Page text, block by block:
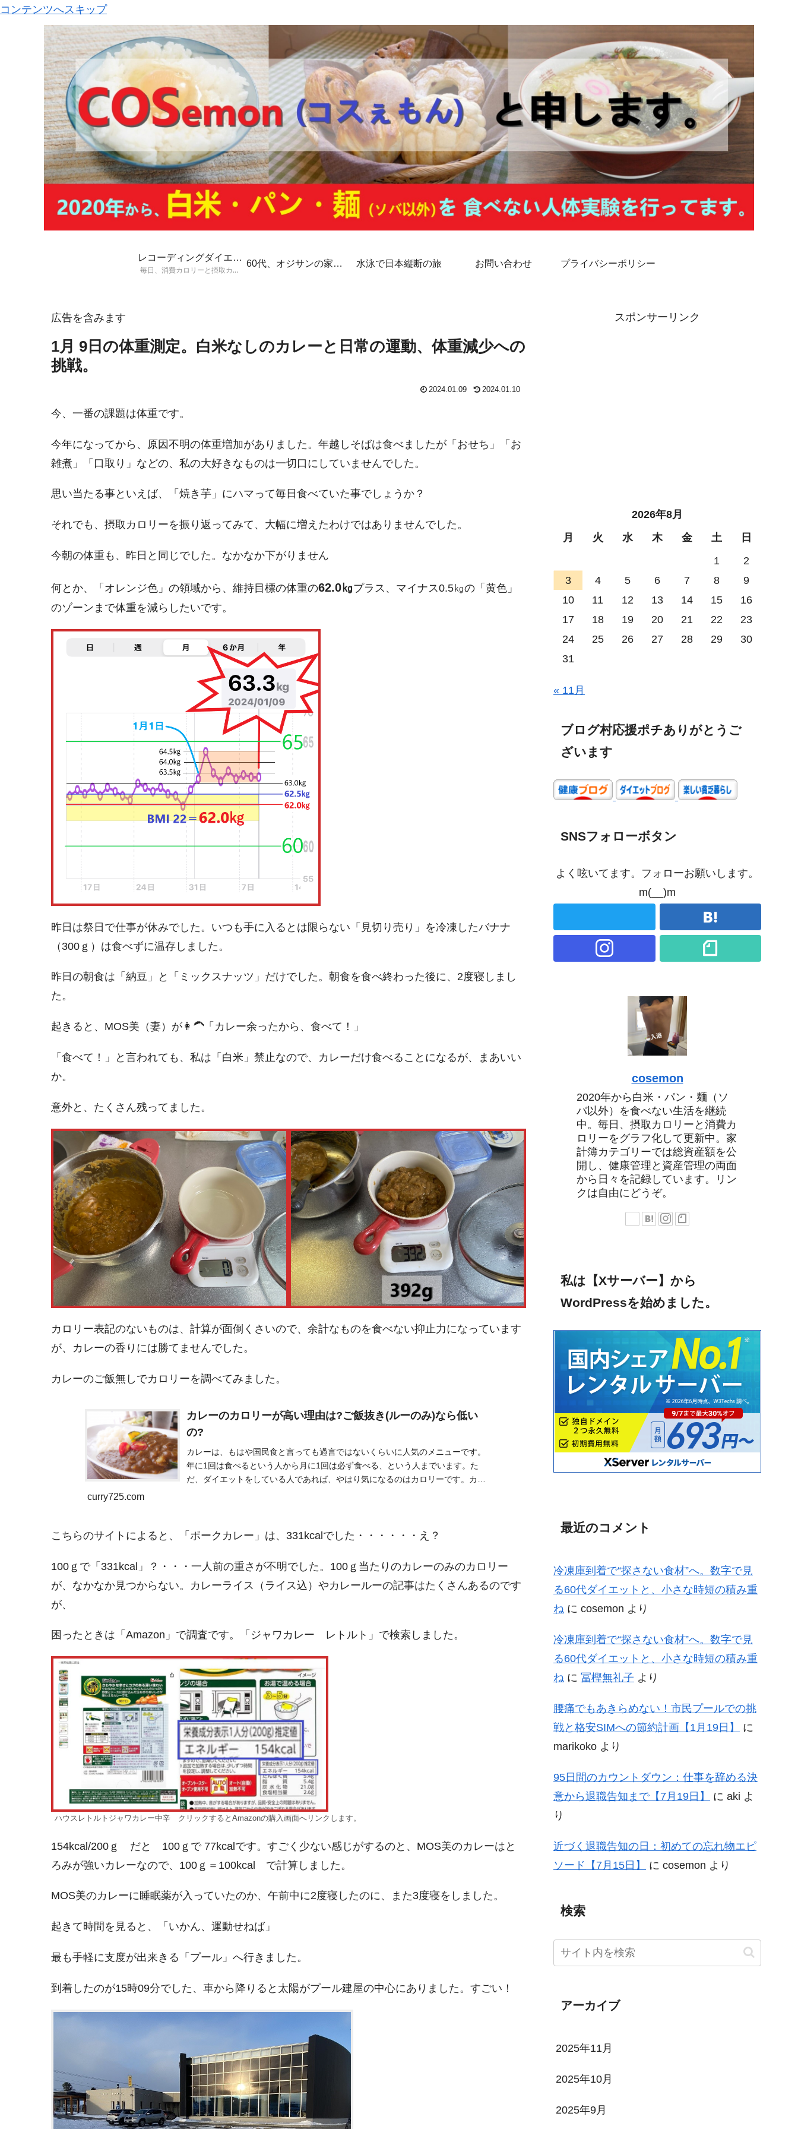
コンテンツへスキップ
レコーディングダイエッ
ト
毎日、消費カロリーと摂取カロ
60代、オジサンの家計 水泳で日本縦断の旅 お問い合わせ プライバシーポリシー
広告を含みます
1月 9日の体重測定。白米なしのカレーと日常の運動、体重減少への
挑戦。
2024.01.09 2024.01.10
今、一番の課題は体重です。
今年になってから、原因不明の体重増加がありました。年越しそばは食べましたが「おせち」「お
雑煮」「口取り」などの、私の大好きなものは一切口にしていませんでした。
思い当たる事といえば、「焼き芋」にハマって毎日食べていた事でしょうか？
それでも、摂取カロリーを振り返ってみて、大幅に増えたわけではありませんでした。
今朝の体重も、昨日と同じでした。なかなか下がりません
何とか、「オレンジ色」の領域から、維持目標の体重の62.0㎏プラス、マイナス0.5㎏の「黄色」
のゾーンまで体重を減らしたいです。
昨日は祭日で仕事が休みでした。いつも手に入るとは限らない「見切り売り」を冷凍したバナナ
（300ｇ）は食べずに温存しました。
昨日の朝食は「納豆」と「ミックスナッツ」だけでした。朝食を食べ終わった後に、2度寝しまし
た。
起きると、MOS美（妻）が👩‍🦱「カレー余ったから、食べて！」
「食べて！」と言われても、私は「白米」禁止なので、カレーだけ食べることになるが、まあいい
か。
意外と、たくさん残ってました。
カロリー表記のないものは、計算が面倒くさいので、余計なものを食べない抑止力になっています
が、カレーの香りには勝てませんでした。
カレーのご飯無しでカロリーを調べてみました。
カレーのカロリーが高い理由は?ご飯抜き(ルーのみ)なら低い
の?
カレーは、もはや国民食と言っても過言ではないくらいに人気のメニューです。
年に1回は食べるという人から月に1回は必ず食べる、という人までいます。た
だ、ダイエットをしている人であれば、やはり気になるのはカロリーです。カレ
curry725.com
こちらのサイトによると、「ポークカレー」は、331kcalでした・・・・・・え？
100ｇで「331kcal」？・・・一人前の重さが不明でした。100ｇ当たりのカレーのみのカロリー
が、なかなか見つからない。カレーライス（ライス込）やカレールーの記事はたくさんあるのです
が、
困ったときは「Amazon」で調査です。「ジャワカレー レトルト」で検索しました。
ハウスレトルトジャワカレー中辛 クリックするとAmazonの購入画面へリンクします。
154kcal/200ｇ だと 100ｇで 77kcalです。すごく少ない感じがするのと、MOS美のカレーはと
ろみが強いカレーなので、100ｇ＝100kcal で計算しました。
MOS美のカレーに睡眠薬が入っていたのか、午前中に2度寝したのに、また3度寝をしました。
起きて時間を見ると、「いかん、運動せねば」
最も手軽に支度が出来きる「プール」へ行きました。
到着したのが15時09分でした、車から降りると太陽がプール建屋の中心にありました。すごい！
スポンサーリンク
2026年8月
月
火 水 木 金 土
日
1
2
3
4 5 6 7 8
9
10
11 12 13 14 15
16
17
18 19 20 21 22
23
24
25 26 27 28 29
30
31
« 11月
ブログ村応援ポチありがとうご
ざいます
SNSフォローボタン
よく呟いてます。フォローお願いします。
m(__)m
cosemon
2020年から白米・パン・麺（ソ
バ以外）を食べない生活を継続
中。毎日、摂取カロリーと消費カ
ロリーをグラフ化して更新中。家
計簿カテゴリーでは総資産額を公
開し、健康管理と資産管理の両面
から日々を記録しています。リン
クは自由にどうぞ。
私は【Xサーバー】から
WordPressを始めました。
最近のコメント
冷凍庫到着で“探さない食材”へ。数字で見
る60代ダイエットと、小さな時短の積み重
ね に cosemon より
冷凍庫到着で“探さない食材”へ。数字で見
る60代ダイエットと、小さな時短の積み重
ね に 冨樫無礼子 より
腰痛でもあきらめない！市民プールでの挑
戦と格安SIMへの節約計画【1月19日】
に
marikoko より
95日間のカウントダウン：仕事を辞める決
意から退職告知まで【7月19日】
に aki よ
り
近づく退職告知の日：初めての忘れ物エピ
ソード【7月15日】
に cosemon より
検索
アーカイブ
2025年11月
2025年10月
2025年9月